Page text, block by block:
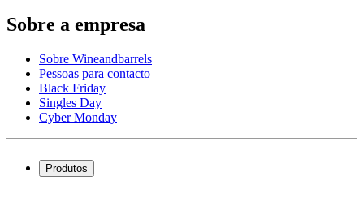
Sobre a empresa
Sobre Wineandbarrels
Pessoas para contacto
Black Friday
Singles Day
Cyber Monday
Produtos